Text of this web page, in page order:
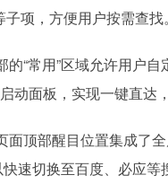
子项，方便用户按需查找。
的“常用”区域允许用户
动面板，实现一键直达
面顶部醒目位置集成了
速切换至百度、必应